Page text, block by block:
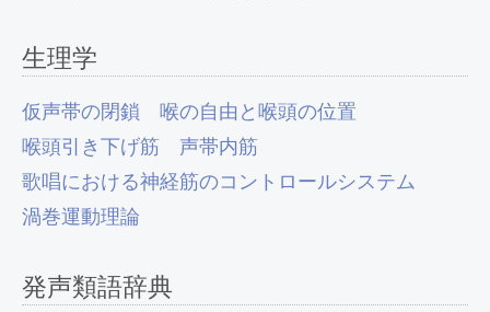
生理学
仮声帯の閉鎖
喉の自由と喉頭の位置
喉頭引き下げ筋
声帯内筋
歌唱における神経筋のコントロールシステム
渦巻運動理論
発声類語辞典